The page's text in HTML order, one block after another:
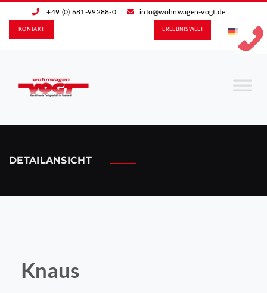
+49 (0) 681-99288-0 info@wohnwagen-vogt.de
ERLEBNIS­WELT
KONTAKT
DETAILANSICHT
Knaus